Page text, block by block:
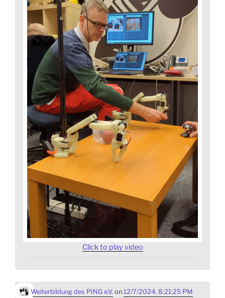
Click to play video
Weiterbildung des PING e.V. on 12/7/2024, 8:21:25 PM